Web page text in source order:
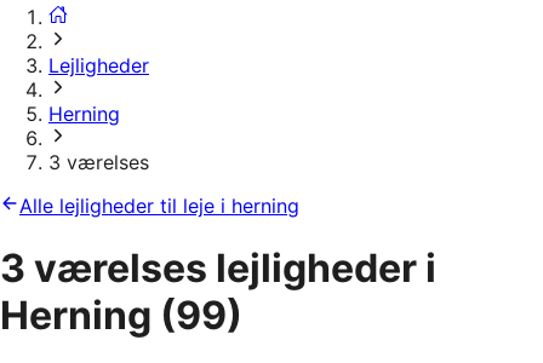
Lejligheder
Herning
3 værelses
Alle lejligheder til leje i herning
3 værelses lejligheder i
Herning (99)